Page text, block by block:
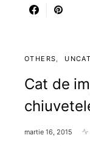
OTHERS
Cat de
martie 16, 2015